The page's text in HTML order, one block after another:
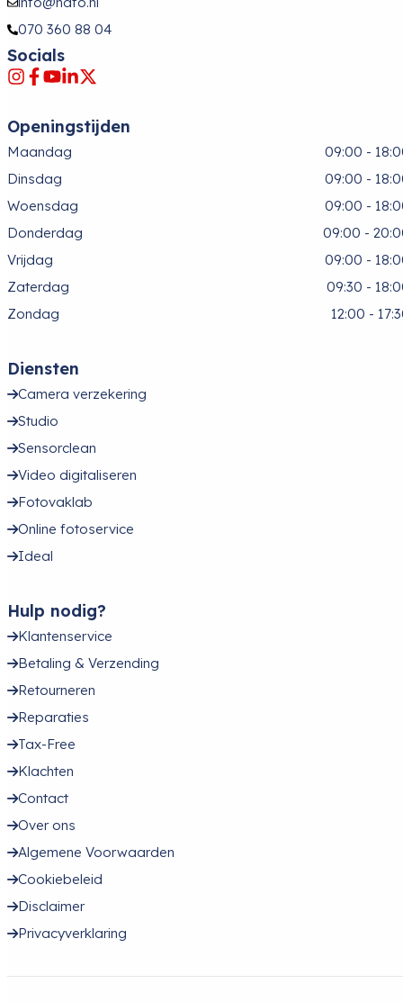
070 360 88 04
Socials
Openingstijden
Maandag
09:00 -
Dinsdag
09:00 -
Woensdag
09:00 -
Donderdag
09:00 -
Vrijdag
09:00 -
Zaterdag
09:30 -
Zondag
12:00 -
Diensten
Camera verzekering
Studio
Sensorclean
Video digitaliseren
Fotovaklab
Online fotoservice
Ideal
Hulp nodig?
Klantenservice
Betaling & Verzending
Retourneren
Reparaties
Tax-Free
Klachten
Contact
Over ons
Algemene Voorwaarden
Cookiebeleid
Disclaimer
Privacyverklaring